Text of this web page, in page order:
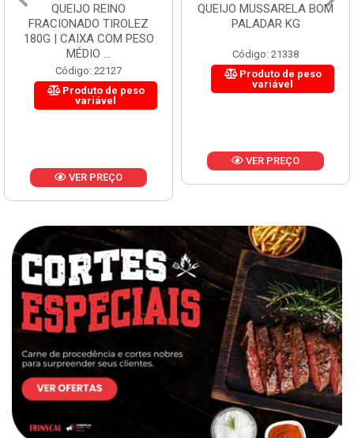
QUEIJO REINO
FRACIONADO TIROLEZ
180G | CAIXA COM PESO
MÉDIO ...
Código: 22127
Produto de peso
variável
VER PREÇO
QUEIJO MUSSARELA BOM
PALADAR KG
Código: 21338
Produto de peso
variável
VER PREÇO